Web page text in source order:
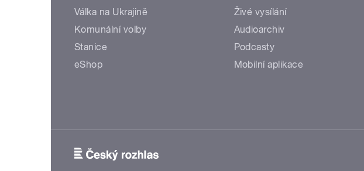
Válka na Ukrajině
Komunální volby
Stanice
eShop
Živé vysílání
Audioarchiv
Podcasty
Mobilní aplikace